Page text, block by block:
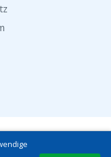
| VERSION 5.2